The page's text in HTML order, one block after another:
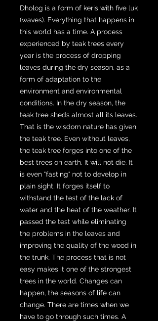
Dholog is a form of keris with five luk
(waves). Everything that happens in
this world has a time. A process
experienced by teak trees every
year is the process of dropping
leaves during the dry season, as a
form of adaptation to the
environment and environmental
conditions. In the dry season, the
teak tree sheds almost all its leaves.
That is the wisdom nature has given
the teak tree. Even without leaves,
the teak tree forges into one of the
best trees on earth. It will not die. It
is even "fasting" not to develop in
plain sight. It forges itself to
withstand the test of the lack of
water and the heat of the weather. It
passed the test while eliminating
the problems in the leaves and
improving the quality of the wood in
the trunk. The process that is not
easy makes it one of the strongest
trees in the world. Changes can
happen, the seasons of life can
change. There are times when we
have to go through such times. A